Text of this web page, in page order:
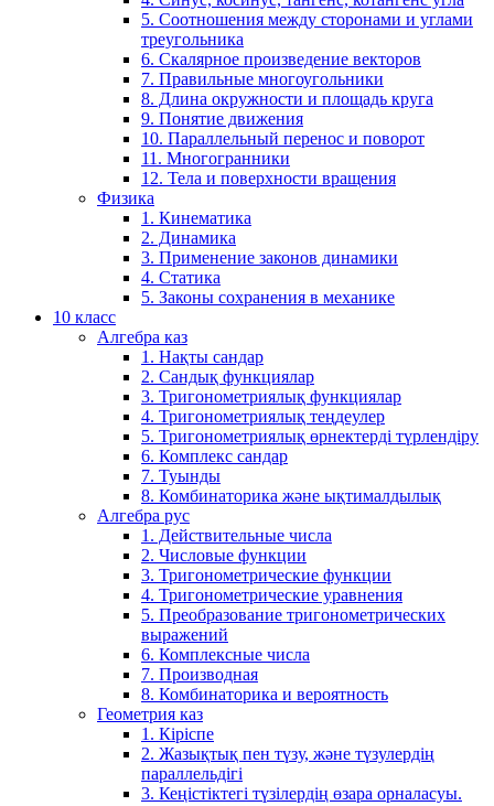
5. Соотношения между сторонами и углами
треугольника
6. Скалярное произведение векторов
7. Правильные многоугольники
8. Длина окружности и площадь круга
9. Понятие движения
10. Параллельный перенос и поворот
11. Многогранники
12. Тела и поверхности вращения
Физика
1. Кинематика
2. Динамика
3. Применение законов динамики
4. Статика
5. Законы сохранения в механике
10 класс
Алгебра каз
1. Нақты сандар
2. Сандық функциялар
3. Тригонометриялық функциялар
4. Тригонометриялық теңдеулер
5. Тригонометриялық өрнектерді түрлендіру
6. Комплекс сандар
7. Туынды
8. Комбинаторика және ықтималдылық
Алгебра рус
1. Действительные числа
2. Числовые функции
3. Тригонометрические функции
4. Тригонометрические уравнения
5. Преобразование тригонометрических
выражений
6. Комплексные числа
7. Производная
8. Комбинаторика и вероятность
Геометрия каз
1. Кіріспе
2. Жазықтық пен түзу, және түзулердің
параллельдігі
3. Кеңістіктегі түзілердің өзара орналасуы.